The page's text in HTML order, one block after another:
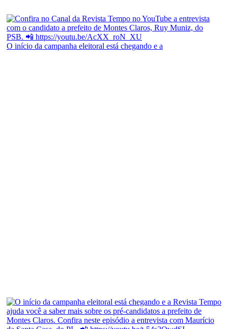
O início da campanha eleitoral está chegando e a